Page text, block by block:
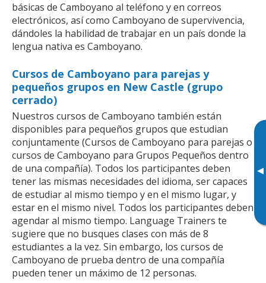
▸
básicas de Camboyano al teléfono y en correos
electrónicos, así como Camboyano de supervivencia,
dándoles la habilidad de trabajar en un país donde la
lengua nativa es Camboyano.
Cursos de Camboyano para parejas y
pequeños grupos en New Castle (grupo
cerrado)
Nuestros cursos de Camboyano también están
disponibles para pequeños grupos que estudian
conjuntamente (Cursos de Camboyano para parejas o
cursos de Camboyano para Grupos Pequeños dentro
de una compañía). Todos los participantes deben
tener las mismas necesidades del idioma, ser capaces
de estudiar al mismo tiempo y en el mismo lugar, y
estar en el mismo nivel. Todos los participantes deben
agendar al mismo tiempo. Language Trainers te
sugiere que no busques clases con más de 8
estudiantes a la vez. Sin embargo, los cursos de
Camboyano de prueba dentro de una compañía
pueden tener un máximo de 12 personas.